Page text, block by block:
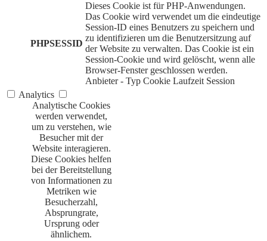
PHPSESSID
Dieses Cookie ist für PHP-Anwendungen.
Das Cookie wird verwendet um die eindeutige
Session-ID eines Benutzers zu speichern und
zu identifizieren um die Benutzersitzung auf
der Website zu verwalten. Das Cookie ist ein
Session-Cookie und wird gelöscht, wenn alle
Browser-Fenster geschlossen werden.
Anbieter - Typ Cookie Laufzeit Session
Analytics
Analytische Cookies
werden verwendet,
um zu verstehen, wie
Besucher mit der
Website interagieren.
Diese Cookies helfen
bei der Bereitstellung
von Informationen zu
Metriken wie
Besucherzahl,
Absprungrate,
Ursprung oder
ähnlichem.